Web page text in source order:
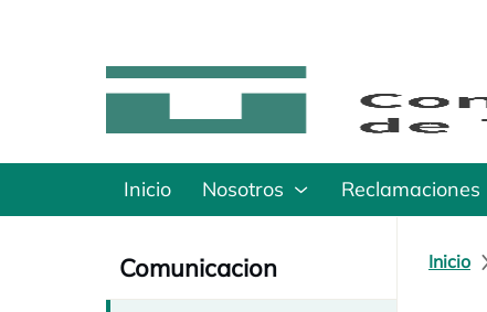
Inicio Nosotros Reclamaciones
Comunicacion Inicio